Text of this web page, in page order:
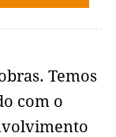
Temos
com o